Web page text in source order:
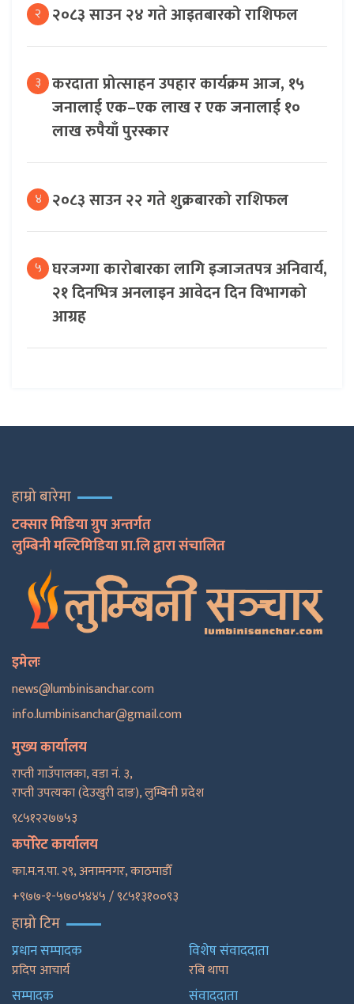
२ २०८३ साउन २४ गते आइतबारको राशिफल
३ करदाता प्रोत्साहन उपहार कार्यक्रम आज, १५
जनालाई एक–एक लाख र एक जनालाई १०
लाख रुपैयाँ पुरस्कार
४ २०८३ साउन २२ गते शुक्रबारको राशिफल
५ घरजग्गा कारोबारका लागि इजाजतपत्र अनिवार्य,
२१ दिनभित्र अनलाइन आवेदन दिन विभागको
आग्रह
हाम्रो बारेमा
टक्सार मिडिया ग्रुप अन्तर्गत
लुम्बिनी मल्टिमिडिया प्रा.लि द्वारा संचालित
इमेलः
news@lumbinisanchar.com
info.lumbinisanchar@gmail.com
मुख्य कार्यालय
राप्ती गाउँपालका, वडा नं. ३,
राप्ती उपत्यका (देउखुरी दाङ), लुम्बिनी प्रदेश
९८५१२२७७५३
कर्पोरेट कार्यालय
का.म.न.पा. २९, अनामनगर, काठमाडाैँ
+९७७-१-५७०५४४५ / ९८५१३१००९३
हाम्रो टिम
प्रधान सम्पादक
प्रदिप आचार्य
सम्पादक
विशेष संवाददाता
रबि थापा
संवाददाता